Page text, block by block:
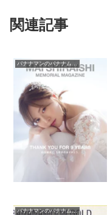
関連記事
バナナマンのバナナムーンGOLD
バナナマンのバナナムーンGOLD